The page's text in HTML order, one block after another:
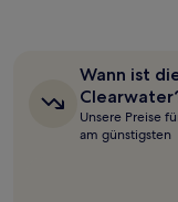
24 Stunden
Wann
ist
die
beste
Reisezeit
Wann ist
Unsere Preise
am günstigsten